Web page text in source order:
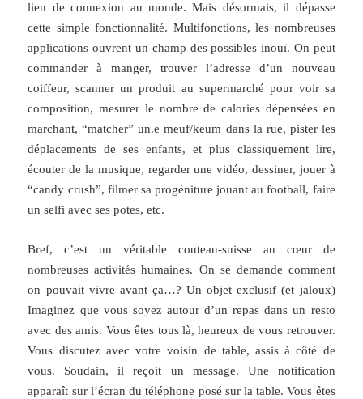
lien de connexion au monde. Mais désormais, il dépasse
cette simple fonctionnalité. Multifonctions, les nombreuses
applications ouvrent un champ des possibles inouï. On peut
commander à manger, trouver l’adresse d’un nouveau
coiffeur, scanner un produit au supermarché pour voir sa
composition, mesurer le nombre de calories dépensées en
marchant, “matcher” un.e meuf/keum dans la rue, pister les
déplacements de ses enfants, et plus classiquement lire,
écouter de la musique, regarder une vidéo, dessiner, jouer à
“candy crush”, filmer sa progéniture jouant au football, faire
un selfi avec ses potes, etc.
Bref, c’est un véritable couteau-suisse au cœur de
nombreuses activités humaines. On se demande comment
on pouvait vivre avant ça…? Un objet exclusif (et jaloux)
Imaginez que vous soyez autour d’un repas dans un resto
avec des amis. Vous êtes tous là, heureux de vous retrouver.
Vous discutez avec votre voisin de table, assis à côté de
vous. Soudain, il reçoit un message. Une notification
apparaît sur l’écran du téléphone posé sur la table. Vous êtes